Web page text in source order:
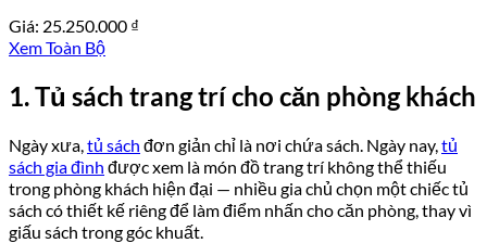
Giá: 25.250.000 ₫
Xem Toàn Bộ
1. Tủ sách trang trí cho căn phòng khách
Ngày xưa, tủ sách đơn giản chỉ là nơi chứa sách. Ngày nay, tủ
sách gia đình được xem là món đồ trang trí không thể thiếu
trong phòng khách hiện đại — nhiều gia chủ chọn một chiếc tủ
sách có thiết kế riêng để làm điểm nhấn cho căn phòng, thay vì
giấu sách trong góc khuất.